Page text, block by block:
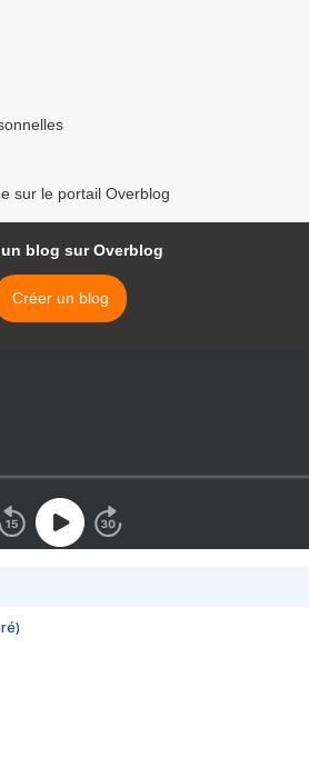
sur le portail Overblog
un blog sur Overblog
Créer un blog